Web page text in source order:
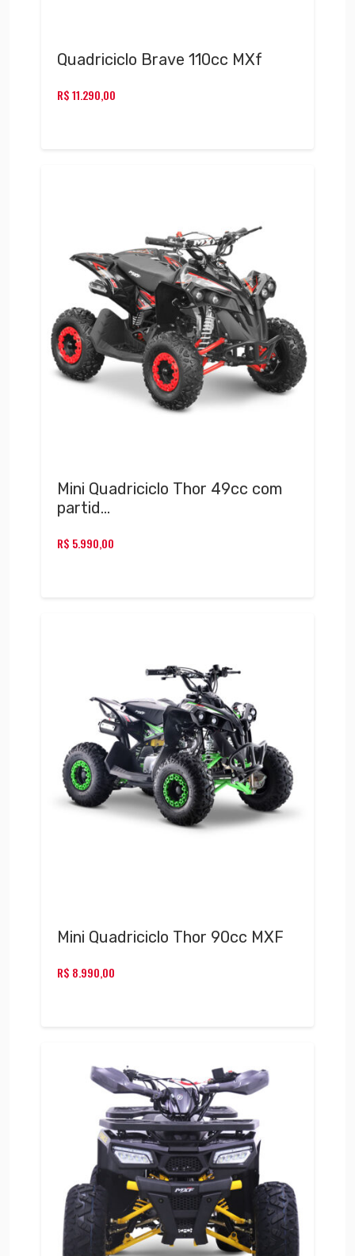
Quadriciclo Brave 110cc MXf
R$11.290,00
Mini Quadriciclo Thor 49cc com
partid…
R$ 5.990,00
Mini Quadriciclo Thor 90cc MXF
R$ 8.990,00